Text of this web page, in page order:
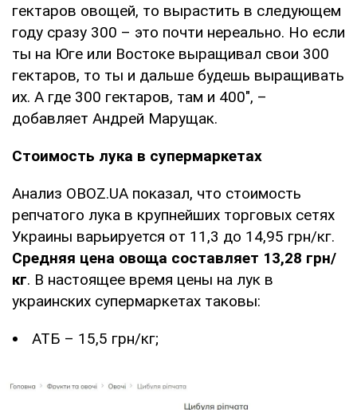
гектаров овощей, то вырастить в следующем
году сразу 300 – это почти нереально. Но если
ты на Юге или Востоке выращивал свои 300
гектаров, то ты и дальше будешь выращивать
их. А где 300 гектаров, там и 400", –
добавляет Андрей Марущак.
Стоимость лука в супермаркетах
Анализ OBOZ.UA показал, что стоимость
репчатого лука в крупнейших торговых сетях
Украины варьируется от 11,3 до 14,95 грн/кг.
Средняя цена овоща составляет 13,28 грн/
кг. В настоящее время цены на лук в
украинских супермаркетах таковы:
АТБ – 15,5 грн/кг;